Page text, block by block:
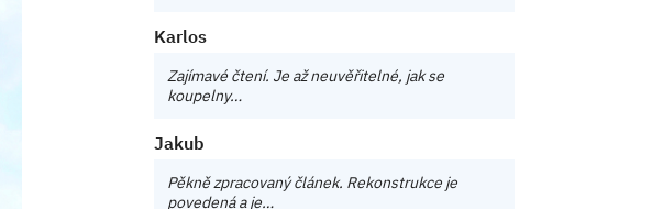
Karlos
Zajímavé čtení. Je až neuvěřitelné, jak se
koupelny…
Jakub
Pěkně zpracovaný článek. Rekonstrukce je
povedená a je…